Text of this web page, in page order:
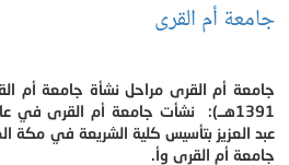
جامعة أم القرى
عبد العزيز بتأسيس كلية الشريعة في مكة
جامعة أم القرى وأ.